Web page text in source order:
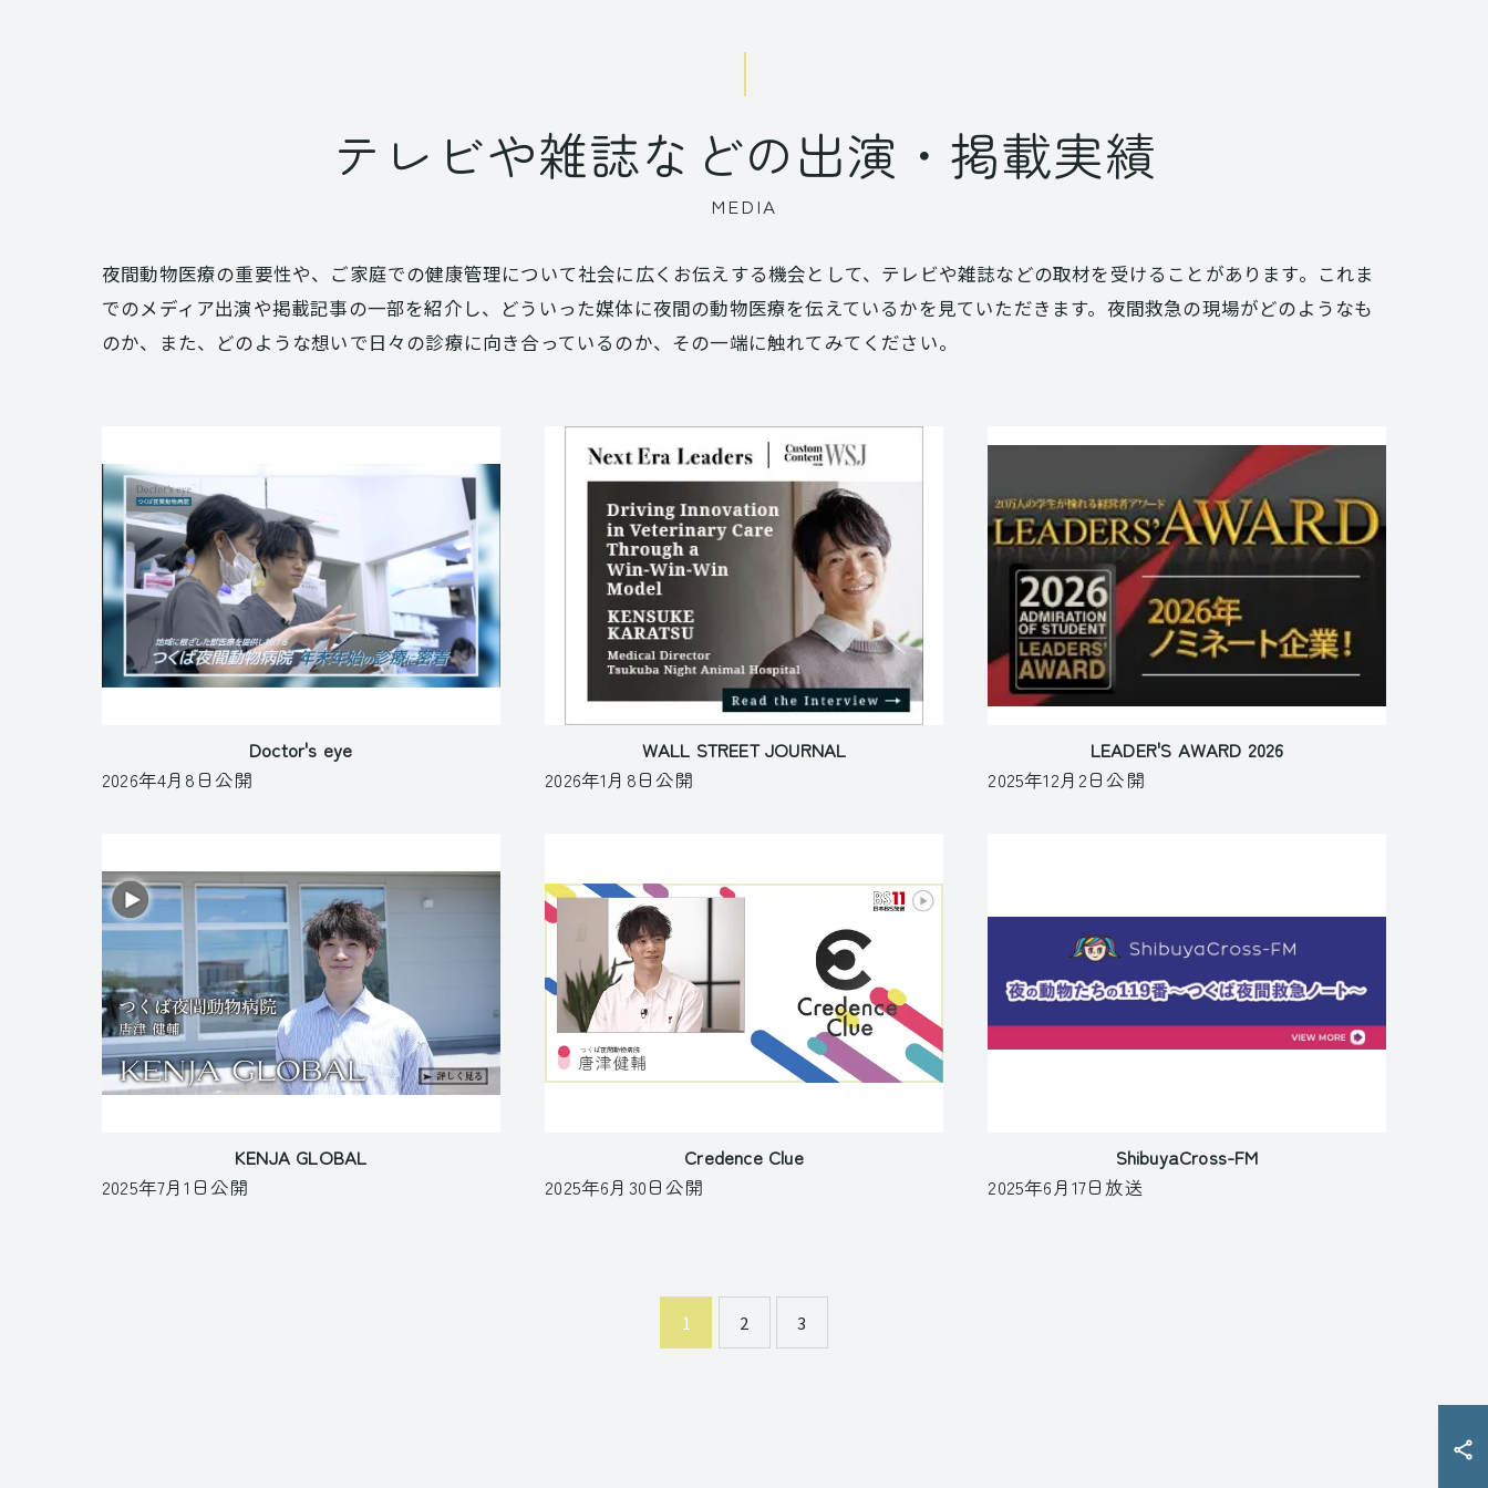
テレビや雑誌などの出演・掲載実績
MEDIA
夜間動物医療の重要性や、ご家庭での健康管理について社会に広くお伝えする機会として、テレビや雑誌などの取材を受けることがあります。これま
でのメディア出演や掲載記事の一部を紹介し、どういった媒体に夜間の動物医療を伝えているかを見ていただきます。夜間救急の現場がどのようなも
のか、また、どのような想いで日々の診療に向き合っているのか、その一端に触れてみてください。
Doctor's eye
2026年4月8日公開
WALL STREET JOURNAL
2026年1月8日公開
LEADER'S AWARD 2026
2025年12月2日公開
KENJA GLOBAL
2025年7月1日公開
Credence Clue
2025年6月30日公開
ShibuyaCross-FM
2025年6月17日放送
1 2 3
動物病院の先生・採用のお問い合わせ